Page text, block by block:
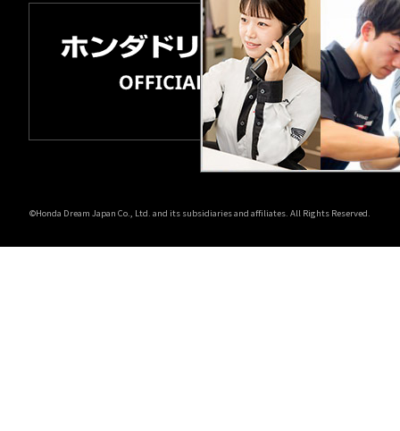
©Honda Dream Japan Co., Ltd. and its subsidiaries and affiliates. All Rights Reserved.